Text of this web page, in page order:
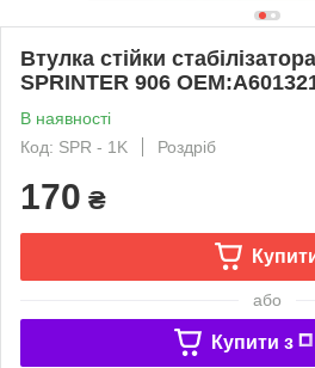
Втулка стійки
SPRINTER 906
В наявності
Код: SPR - 1K
Роздріб
170 ₴
або
Купити з